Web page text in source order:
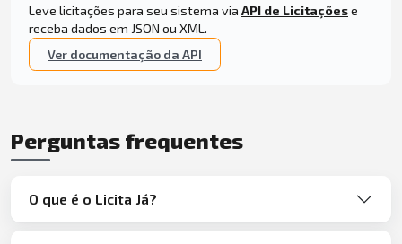
Leve licitações para seu sistema via API de Licitaçõese
receba dados em JSON ou XML.
Ver documentação da API
Perguntas frequentes
O que é o Licita Já?